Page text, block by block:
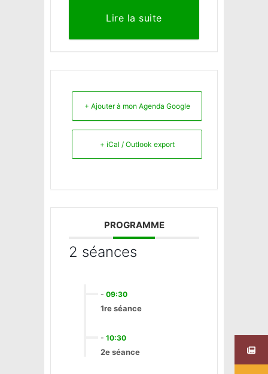
Lire la suite
+ Ajouter à mon Agenda Google
+ iCal / Outlook export
PROGRAMME
2 séances
- 09:30
1re séance
- 10:30
2e séance